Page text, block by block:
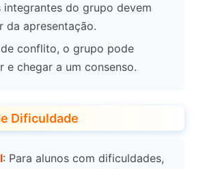
integrantes do grupo devem
da apresentação.
conflito, o grupo pode
e chegar a um consenso.
Dificuldade
: Para alunos com dificuldades,